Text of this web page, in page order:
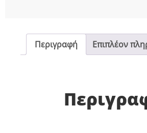
Περιγραφή Επιπλέον